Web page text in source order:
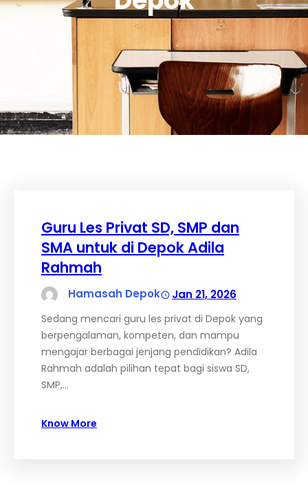
Guru Les Privat SD, SMP dan
SMA untuk di Depok Adila
Rahmah
Hamasah Depok Jan 21, 2026
Sedang mencari guru les privat di Depok yang
berpengalaman, kompeten, dan mampu
mengajar berbagai jenjang pendidikan? Adila
Rahmah adalah pilihan tepat bagi siswa SD,
SMP,…
Know More